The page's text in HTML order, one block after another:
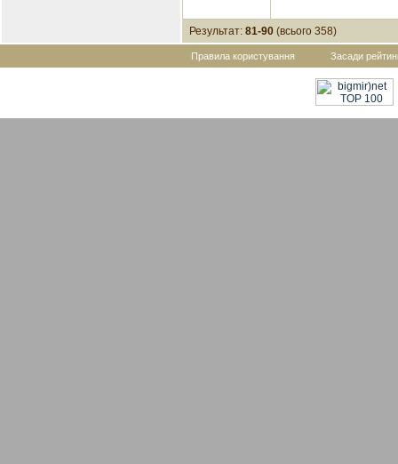
Результат: 81-90 (всього 358)
Правила користування Засади